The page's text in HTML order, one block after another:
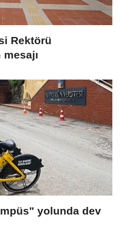
Rektörü
yolunda dev